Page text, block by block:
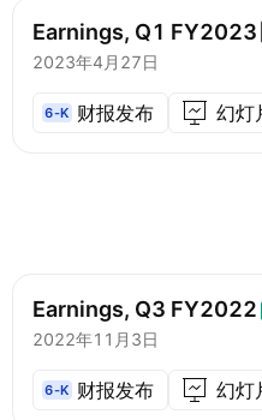
Earnings, Q1 FY2023
2023年4月27日
6-K 财报发布 幻灯
Earnings, Q3 FY2022
2022年11月3日
6-K 财报发布 幻灯